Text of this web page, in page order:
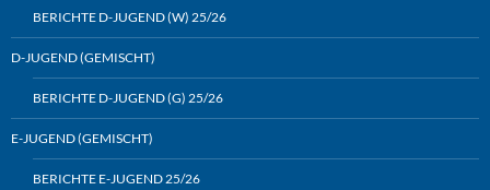
BERICHTE D-JUGEND (W) 25/26
D-JUGEND (GEMISCHT)
BERICHTE D-JUGEND (G) 25/26
E-JUGEND (GEMISCHT)
BERICHTE E-JUGEND 25/26